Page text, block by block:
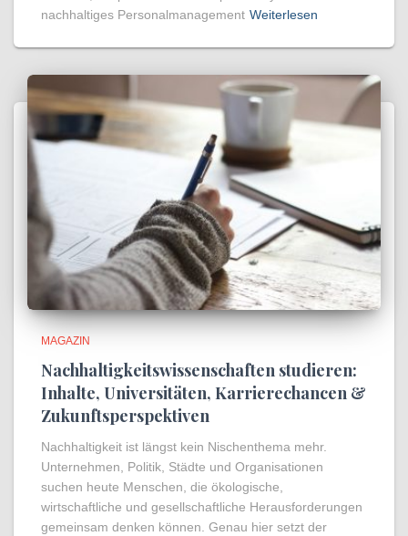
nachhaltiges Personalmanagement Weiterlesen
MAGAZIN
Nachhaltigkeitswissenschaften studieren:
Inhalte, Universitäten, Karrierechancen &
Zukunftsperspektiven
Nachhaltigkeit ist längst kein Nischenthema mehr.
Unternehmen, Politik, Städte und Organisationen
suchen heute Menschen, die ökologische,
wirtschaftliche und gesellschaftliche Herausforderungen
gemeinsam denken können. Genau hier setzt der